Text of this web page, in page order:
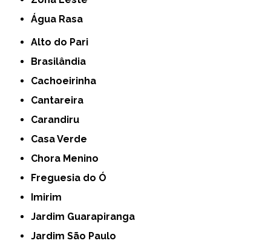
Água Rasa
Alto do Pari
Brasilândia
Cachoeirinha
Cantareira
Carandiru
Casa Verde
Chora Menino
Freguesia do Ó
Imirim
Jardim Guarapiranga
Jardim São Paulo